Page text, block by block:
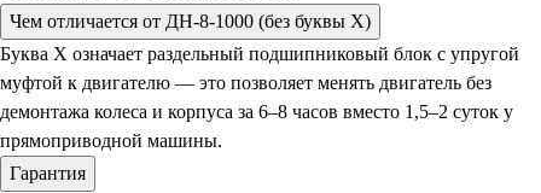
Чем отличается от ДН-8-1000 (без буквы Х)
Буква Х означает раздельный подшипниковый блок с упругой
муфтой к двигателю — это позволяет менять двигатель без
демонтажа колеса и корпуса за 6–8 часов вместо 1,5–2 суток у
прямоприводной машины.
Гарантия